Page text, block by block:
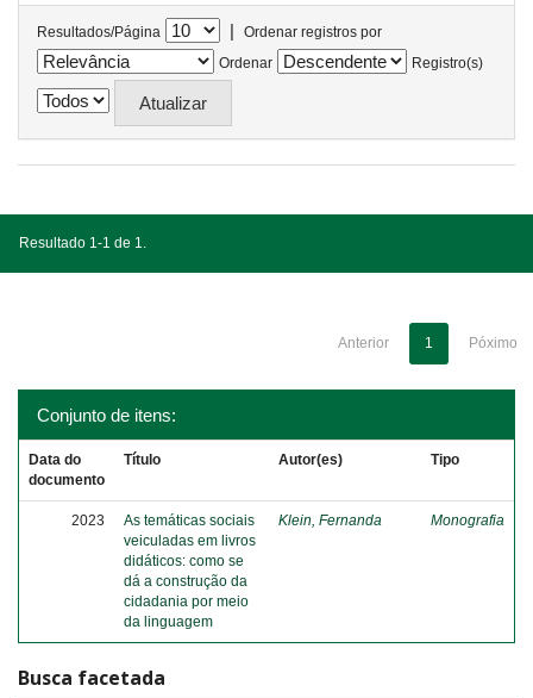
Resultados/Página |
Ordenar registros por
Ordenar
Registro(s)
Resultado 1-1 de 1.
Anterior 1 Póximo
Conjunto de itens:
Data do
documento
Título Autor(es) Tipo
2023
As temáticas sociais
veiculadas em livros
didáticos: como se
dá a construção da
cidadania por meio
da linguagem
Klein, Fernanda Monografia
Busca facetada